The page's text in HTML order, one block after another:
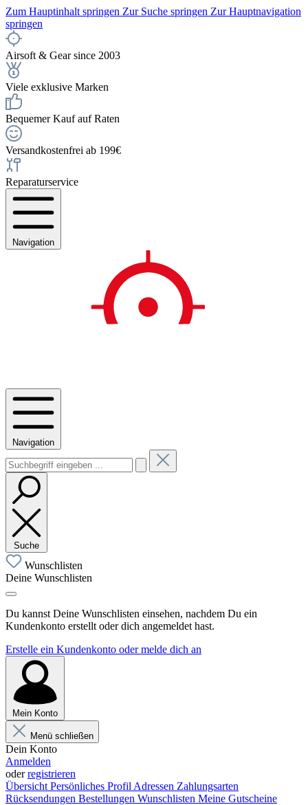
Zum Hauptinhalt springen Zur Suche springen Zur Hauptnavigation
springen
Airsoft & Gear since 2003
Viele exklusive Marken
Bequemer Kauf auf Raten
Versandkostenfrei ab 199€
Reparaturservice
Navigation
Navigation
Suche
Wunschlisten
Deine Wunschlisten
Du kannst Deine Wunschlisten einsehen, nachdem Du ein
Kundenkonto erstellt oder dich angemeldet hast.
Erstelle ein Kundenkonto oder melde dich an
Mein Konto
Menü schließen
Dein Konto
Anmelden
oderregistrieren
Übersicht Persönliches Profil Adressen Zahlungsarten
Rücksendungen Bestellungen Wunschlisten Meine Gutscheine